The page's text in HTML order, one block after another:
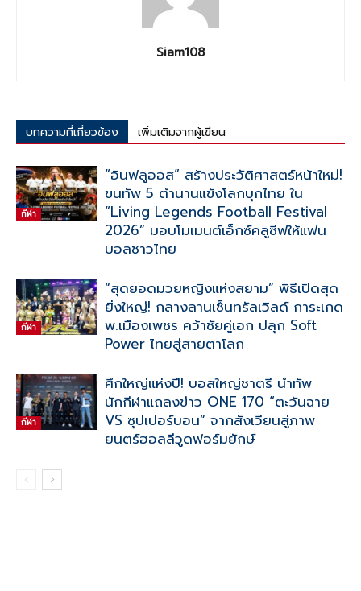
Siam108
บทความที่เกี่ยวข้อง เพิ่มเติมจากผู้เขียน
กีฬา
“อินฟลูออส” สร้างประวัติศาสตร์หน้าใหม่!
ขนทัพ 5 ตำนานแข้งโลกบุกไทย ใน
“Living Legends Football Festival
2026” มอบโมเมนต์เอ็กซ์คลูซีฟให้แฟน
บอลชาวไทย
กีฬา
“สุดยอดมวยหญิงแห่งสยาม” พิธีเปิดสุด
ยิ่งใหญ่! กลางลานเซ็นทรัลเวิลด์ การะเกด
พ.เมืองเพชร คว้าชัยคู่เอก ปลุก Soft
Power ไทยสู่สายตาโลก
กีฬา
ศึกใหญ่แห่งปี! บอสใหญ่ชาตรี นำทัพ
นักกีฬาแถลงข่าว ONE 170 “ตะวันฉาย
VS ซุปเปอร์บอน” จากสังเวียนสู่ภาพ
ยนตร์ฮอลลีวูดฟอร์มยักษ์